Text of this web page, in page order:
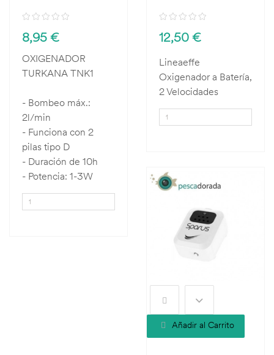
8,95 €
OXIGENADOR
TURKANA TNK1
- Bombeo máx.:
2l/min
- Funciona con 2
pilas tipo D
- Duración de 10h
- Potencia: 1-3W
12,50 €
Lineaeffe
Oxigenador a Batería,
2 Velocidades
Añadir al Carrito